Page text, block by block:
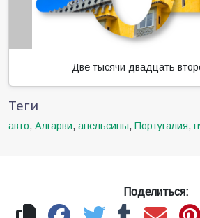
Две тысячи двадцать
Теги
авто, Алгарви, апельсины, Португалия,
Поделиться: